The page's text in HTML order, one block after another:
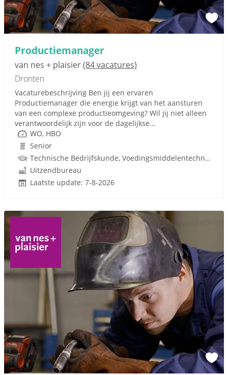
Productiemanager
van nes + plaisier(84 vacatures)
Dronten
Vacaturebeschrijving Ben jij een ervaren
Productiemanager die energie krijgt van het aansturen
van een complexe productieomgeving? Wil jij niet alleen
verantwoordelijk zijn voor de dagelijkse...
WO, HBO
Senior
Technische Bedrijfskunde, Voedingsmiddelentechnologie, Bedrijfskunde, Lean, Techniek
Uitzendbureau
Laatste update: 7-8-2026